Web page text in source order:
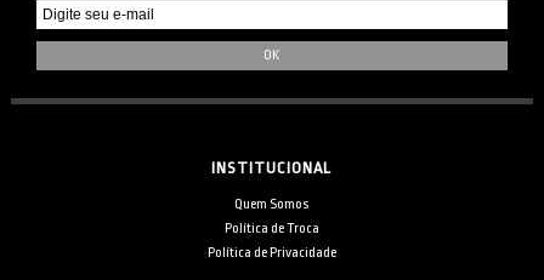
INSTITUCIONAL
Quem Somos
Política de Troca
Política de Privacidade